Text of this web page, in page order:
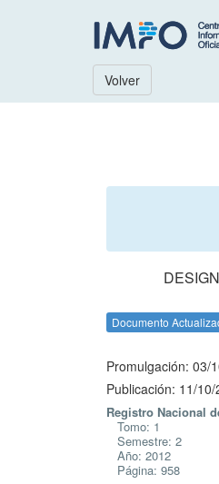
Volver
Documento
Promulgación: 03/
Publicación: 11/10/
Registro Nacional
Tomo: 1
Semestre: 2
Año: 2012
Página: 958